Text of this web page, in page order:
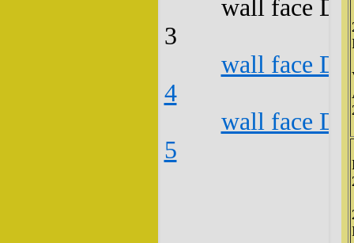
wall face
3
wall face
4
wall face
5